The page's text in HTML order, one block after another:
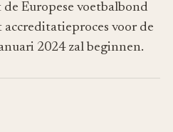
Europese voetbalbond
voor de
2024 zal beginnen.